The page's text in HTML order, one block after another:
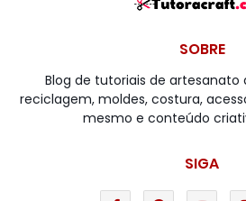
SOBRE
Blog de tutoriais de artesanato
reciclagem, moldes, costura,
mesmo e conteúdo
SIGA